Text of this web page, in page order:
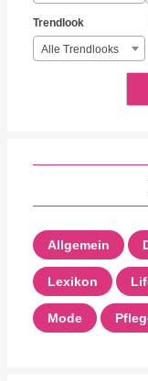
Trendlook
Alle Trendlooks
Allgemein
Lexikon
Mode